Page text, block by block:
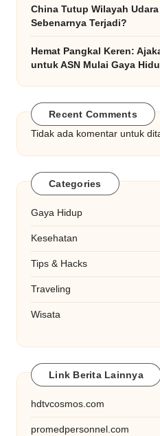
China Tutup Wilayah
Sebenarnya Terjadi?
Hemat Pangkal Keren:
untuk ASN Mulai Gaya
Recent Comments
Tidak ada komentar untuk
Categories
Gaya Hidup
Kesehatan
Tips & Hacks
Traveling
Wisata
Link Berita Lainnya
hdtvcosmos.com
promedpersonnel.com